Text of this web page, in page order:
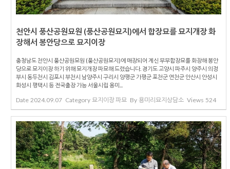
천안시 풍산공원묘원 (풍산공원묘지)에서 합장묘를 묘지개장 화
장해서 봉안당으로 묘지이장
충청남도 천안시 풍산공원묘원 (풍산공원묘지)에 매장되어 계신 부부합장묘를 화장해 봉안
당으로 묘지이장 하기 위해 묘지개장 파묘해 드렸습니다. 경기도 고양시 파주시 양주시 의정
부시 동두천시 김포시 부천시 남양주시 구리시 양평군 가평군 포천군 연천군 안산시 안성시
화성시 평택시 등 전국출장 가능 서울시립 용미...
Date 2024.09.07 Category 묘지이장 파묘 By 용미리묘지상담소 Views 524